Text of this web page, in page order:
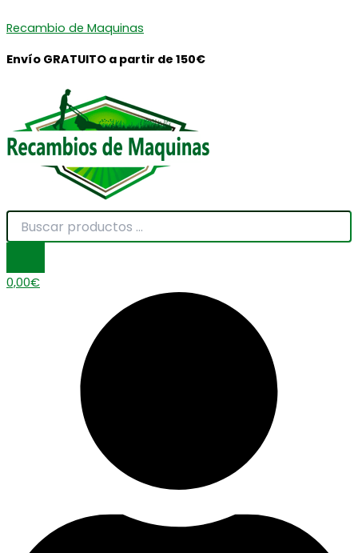
al
Recambio de Maquinas
Envío GRATUITO a partir de 150€
de
0,00€
de
CUCHILLAS
450